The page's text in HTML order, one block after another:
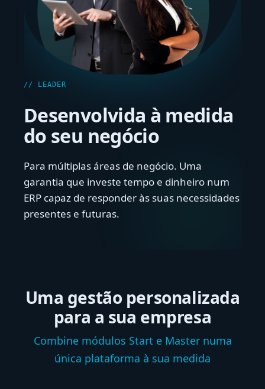
// LEADER
Desenvolvida à medida
do seu negócio
Para múltiplas áreas de negócio. Uma
garantia que investe tempo e dinheiro num
ERP capaz de responder às suas necessidades
presentes e futuras.
Uma gestão personalizada
para a sua empresa
Combine módulos Start e Master numa
única plataforma à sua medida